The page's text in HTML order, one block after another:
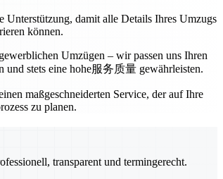
Unterstützung, damit alle Details Ihres Umzugs
können.
Umzügen – wir passen uns Ihren
und stets eine hohe服务质量 gewährleisten.
maßgeschneiderten Service, der auf Ihre
zu planen.
transparent und termingerecht.